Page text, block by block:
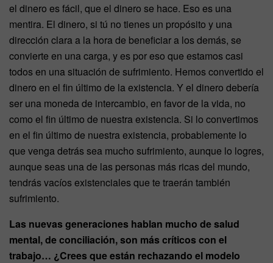
el dinero es fácil, que el dinero se hace. Eso es una
mentira. El dinero, si tú no tienes un propósito y una
dirección clara a la hora de beneficiar a los demás, se
convierte en una carga, y es por eso que estamos casi
todos en una situación de sufrimiento. Hemos convertido el
dinero en el fin último de la existencia. Y el dinero debería
ser una moneda de intercambio, en favor de la vida, no
como el fin último de nuestra existencia. Si lo convertimos
en el fin último de nuestra existencia, probablemente lo
que venga detrás sea mucho sufrimiento, aunque lo logres,
aunque seas una de las personas más ricas del mundo,
tendrás vacíos existenciales que te traerán también
sufrimiento.
Las nuevas generaciones hablan mucho de salud
mental, de conciliación, son más críticos con el
trabajo… ¿Crees que están rechazando el modelo